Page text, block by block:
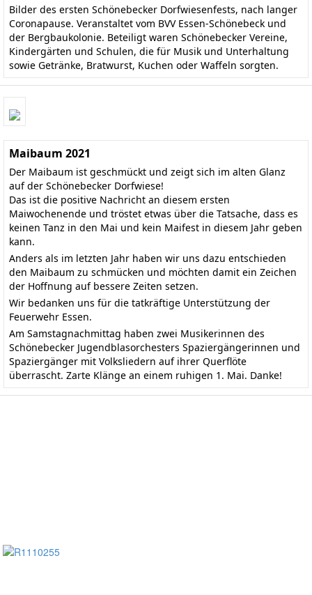
Bilder des ersten Schönebecker Dorfwiesenfests, nach langer
Coronapause. Veranstaltet vom BVV Essen-Schönebeck und
der Bergbaukolonie. Beteiligt waren Schönebecker Vereine,
Kindergärten und Schulen, die für Musik und Unterhaltung
sowie Getränke, Bratwurst, Kuchen oder Waffeln sorgten.
Maibaum 2021
Der Maibaum ist geschmückt und zeigt sich im alten Glanz
auf der Schönebecker Dorfwiese!
Das ist die positive Nachricht an diesem ersten
Maiwochenende und tröstet etwas über die Tatsache, dass es
keinen Tanz in den Mai und kein Maifest in diesem Jahr geben
kann.
Anders als im letzten Jahr haben wir uns dazu entschieden
den Maibaum zu schmücken und möchten damit ein Zeichen
der Hoffnung auf bessere Zeiten setzen.
Wir bedanken uns für die tatkräftige Unterstützung der
Feuerwehr Essen.
Am Samstagnachmittag haben zwei Musikerinnen des
Schönebecker Jugendblasorchesters Spaziergängerinnen und
Spaziergänger mit Volksliedern auf ihrer Querflöte
überrascht. Zarte Klänge an einem ruhigen 1. Mai. Danke!